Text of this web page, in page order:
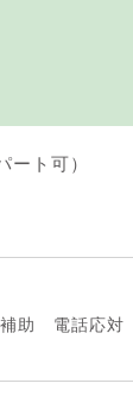
ート可）
助 電話応対